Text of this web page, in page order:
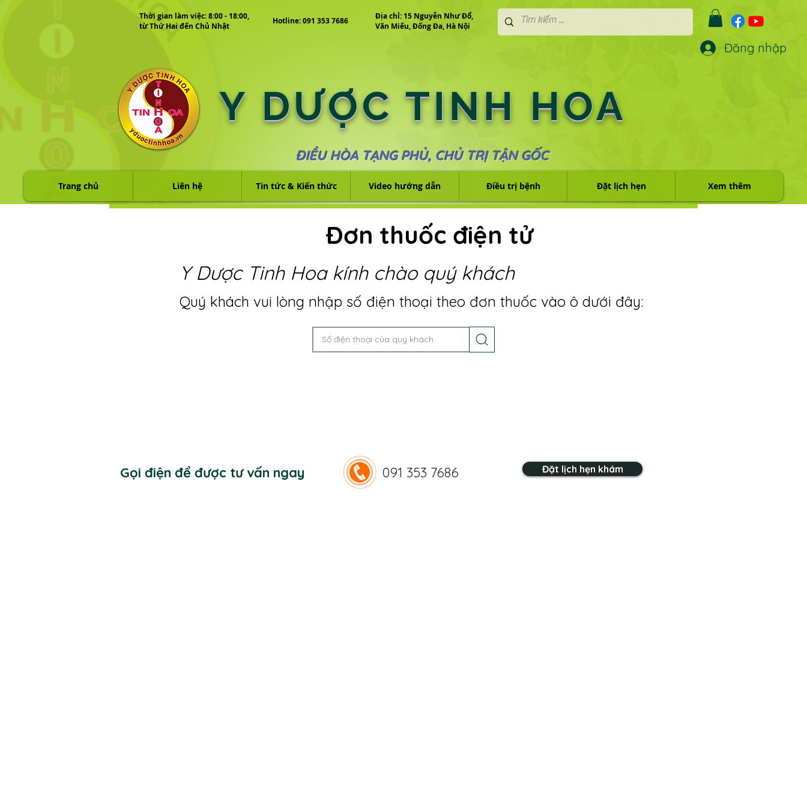
Đăng nhập
Thời gian làm việc: 8:00 - 18:00,
từ Thứ Hai đến Chủ Nhật
Hotline: 091 353 7686
Địa chỉ: 15 Nguyễn Như Đổ,
Văn Miếu, Đống Đa, Hà Nội
Y DƯỢC TINH HOA
ĐIỀU HÒA TẠNG PHỦ, CHỦ TRỊ TẬN GỐC
Trang chủ Liên hệ Tin tức & Kiến thức Video hướng dẫn Điều trị bệnh Đặt lịch hẹn Xem thêm
Đơn thuốc điện tử
Y Dược Tinh Hoa kính chào quý khách
Quý khách vui lòng nhập số điện thoại theo đơn thuốc vào ô dưới đây:
Gọi điện để được tư vấn ngay 091 353 7686 Đặt lịch hẹn khám